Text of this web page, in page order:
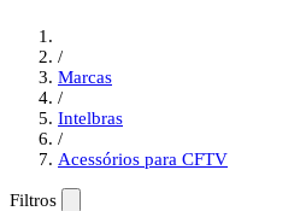
/
Marcas
/
Intelbras
/
Acessórios para CFTV
Filtros